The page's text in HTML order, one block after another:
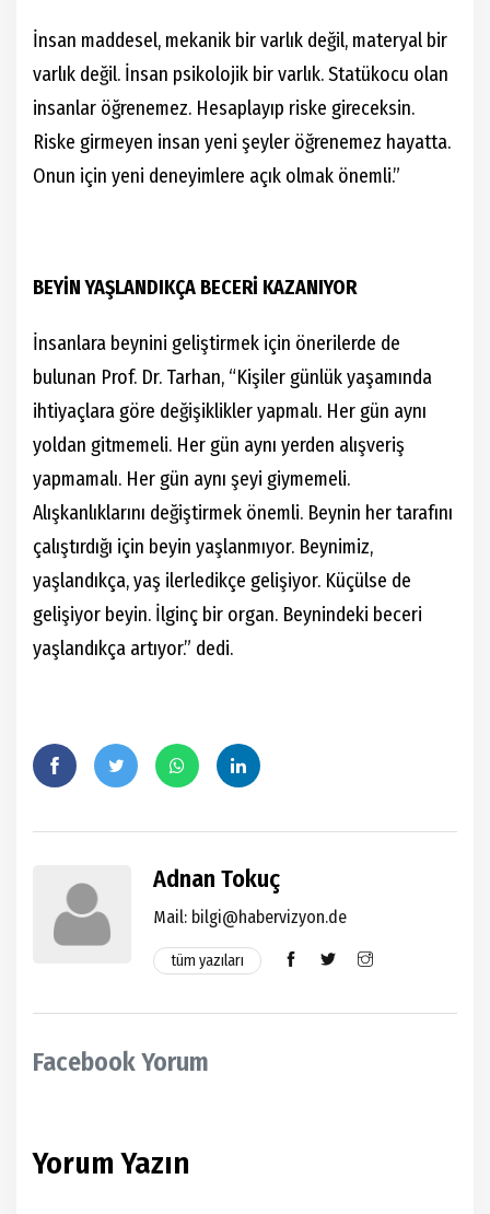
İnsan maddesel, mekanik bir varlık değil, materyal bir
varlık değil. İnsan psikolojik bir varlık. Statükocu olan
insanlar öğrenemez. Hesaplayıp riske gireceksin.
Riske girmeyen insan yeni şeyler öğrenemez hayatta.
Onun için yeni deneyimlere açık olmak önemli.”
BEYİN YAŞLANDIKÇA BECERİ KAZANIYOR
İnsanlara beynini geliştirmek için önerilerde de
bulunan Prof. Dr. Tarhan, “Kişiler günlük yaşamında
ihtiyaçlara göre değişiklikler yapmalı. Her gün aynı
yoldan gitmemeli. Her gün aynı yerden alışveriş
yapmamalı. Her gün aynı şeyi giymemeli.
Alışkanlıklarını değiştirmek önemli. Beynin her tarafını
çalıştırdığı için beyin yaşlanmıyor. Beynimiz,
yaşlandıkça, yaş ilerledikçe gelişiyor. Küçülse de
gelişiyor beyin. İlginç bir organ. Beynindeki beceri
yaşlandıkça artıyor.” dedi.
Adnan Tokuç
Mail: bilgi@habervizyon.de
tüm yazıları
Facebook Yorum
Yorum Yazın